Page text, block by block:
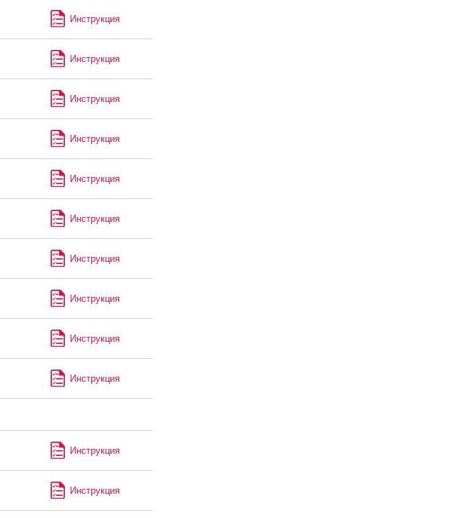
Инструкция
Инструкция
Инструкция
Инструкция
Инструкция
Инструкция
Инструкция
Инструкция
Инструкция
Инструкция
Инструкция
Инструкция